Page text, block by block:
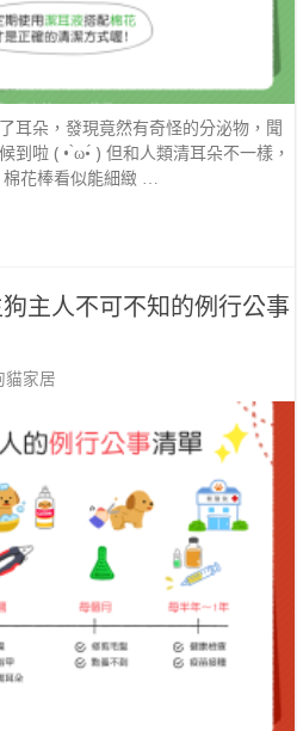
耳朵，發現竟然有奇怪的分泌物，聞
啦 ( • ̀ω•́ ) 但和人類清耳朵不一樣，
花棒看似能細緻 …
狗主人不可不知的例行公事
貓家居